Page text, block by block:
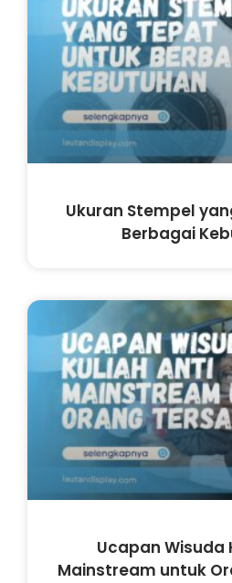
Ukuran Stempel
Berbagai
Ucapan Wisuda
Mainstream untuk